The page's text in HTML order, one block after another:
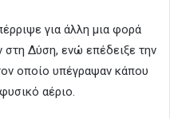
για άλλη μια φορά
στη Δύση, ενώ επέδειξε την
οποίο υπέγραψαν κάπου
αέριο.